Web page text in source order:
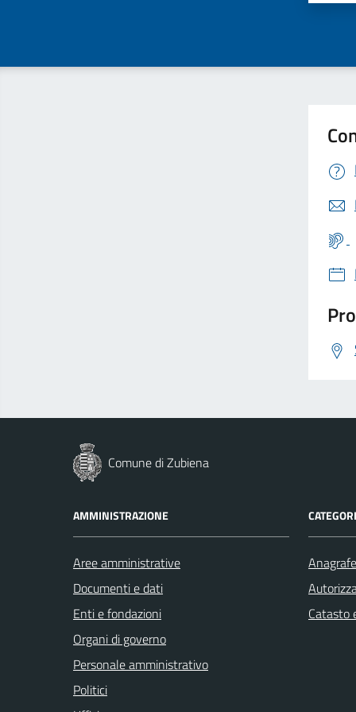
Comune di Zubiena
AMMINISTRAZIONE
Aree amministrative
Documenti e dati
Enti e fondazioni
Organi di governo
Personale amministrativo
Politici
Catasto